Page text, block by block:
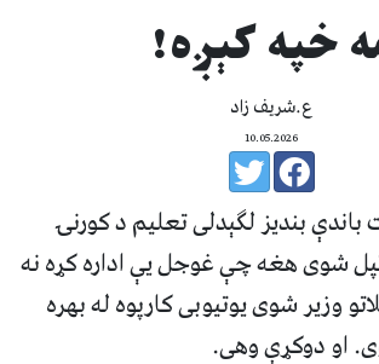
خپه کېږه!
ع.شریف زاد
10.05.2026
بندیز لګېدلی تعلیم د کورنۍ
شوی هغه چې غوجل یې اداره کړه نه
وزیر شوی یوتیوبی کارپوه له بهره
او دوکړې وهی.